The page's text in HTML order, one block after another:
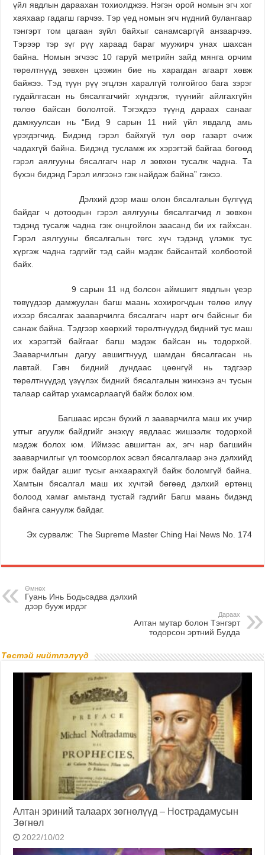
үйл явдлын дараахан тохиолджээ. Нэгэн орой номын эгч хог
хаяхаар гадагш гарчээ. Тэр үед номын эгч нүдний булангаар
тэнгэрт том цагаан зүйл байхыг санамсаргүй анзаарчээ.
Тэрээр тэр зүг рүү хараад бараг муужирч унах шахсан
байна. Номын эгчээс 10 гаруй метрийн зайд мянга орчим
төрөлтнүүд зөвхөн цээжин бие нь харагдан агаарт хөвж
байжээ. Тэд түүн рүү эгцлэн харалгүй толгойгоо бага зэрэг
гудайлгасан нь бясалгагчийг хүндэлж, түүнийг айлгахгүйн
төлөө байсан бололтой. Тэгэхдээ түүнд дараах санааг
дамжуулсан нь “Бид 9 сарын 11 ний үйл явдалд амь
үрэгдэгчид. Бидэнд гэрэл байхгүй тул өөр газарт очиж
чадахгүй байна. Бидэнд тусламж их хэрэгтэй байгаа бөгөөд
гэрэл аялгууны бясалгагч нар л зөвхөн тусалж чадна. Та
бүхэн бидэнд Гэрэл илгээнэ гэж найдаж байна” гэжээ.
Дэлхий дээр маш олон бясалгалын бүлгүүд
байдаг ч дотоодын гэрэл аялгууны бясалгагчид л зөвхөн
тэдэндтусалж чадна гэж онцгойлон заасанд би их гайхсан.
Гэрэл аялгууны бясалгалын төгс хүч тэдэнд үлэмж тус
хүргэж чадна гэдгийг тэд сайн мэдэж байсантай холбоотой
байх.
9 сарын 11 нд болсон аймшигт явдлын үеэр
төвүүдээр дамжуулан багш маань хохирогчдын төлөө илүү
ихээр бясалгах зааварчилга бясалгагч нарт өгч байсныг би
санаж байна. Тэдгээр хөөрхий төрөлтнүүдэд бидний тус маш
их хэрэгтэй байгааг багш мэдэж байсан нь тодорхой.
Зааварчилгын дагуу авшигтнууд шамдан бясалгасан нь
лавтай. Гэвч бидний дундаас цөөнгүй нь тэдгээр
төрөлтнүүдэд үзүүлэх бидний бясалгалын жинхэнэ ач тусын
талаар сайтар ухамсарлаагүй байж болох юм.
Багшаас ирсэн бүхий л зааварчилга маш их учир
утгыг агуулж байдгийг энэхүү явдлаас жишээлж тодорхой
мэдэж болох юм. Иймээс авшигтан ах, эгч нар багшийн
зааварчилгыг үл тоомсорлох эсвэл бясалгалаар энэ дэлхийд
ирж байдаг ашиг тусыг анхаарахгүй байж боломгүй байна.
Хамтын бясалгал маш их хүчтэй бөгөөд дэлхий ертөнц
болоод хамаг амьтанд тустай гэдгийг Багш маань бидэнд
байнга сануулж байдаг.
Эх сурвалж: The Supreme Master Ching Hai News No. 174
Өмнөх
Гуань Инь Бодьсадва дэлхий
дээр бууж ирдэг
Дараах
Алтан мутар болон Тэнгэрт
тодорсон эртний Будда
Төстэй нийтлэлүүд
Алтан эриний талаарх зөгнөлүүд – Нострадамусын
Зөгнөл
2022/10/02